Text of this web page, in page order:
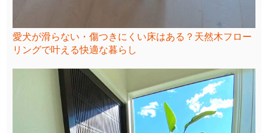
愛犬が滑らない・傷つきにくい床はある？天然木フロー
リングで叶える快適な暮らし